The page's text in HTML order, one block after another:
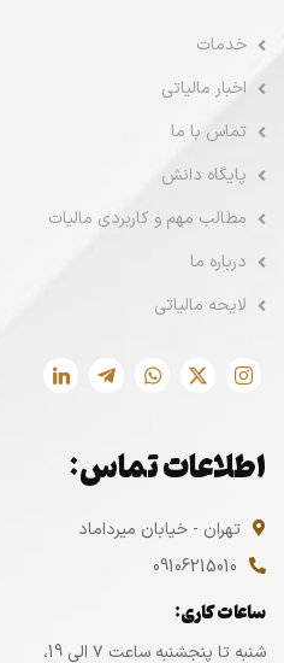
خدمات
اخبار مالیاتی
تماس با ما
پایگاه دانش
مطالب مهم و کاربردی مالیات
درباره ما
لایحه مالیاتی
اطلاعات تماس:
تهران - خیابان میرداماد
09106215010
ساعات کاری:
شنبه تا پنجشنبه ساعت ۷ الی 19،